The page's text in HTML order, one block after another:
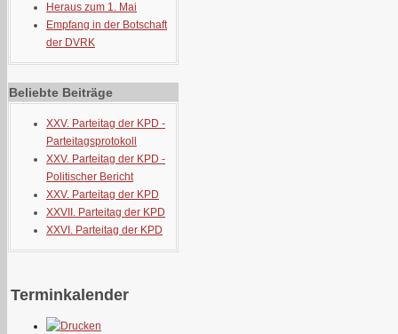
Heraus zum 1. Mai
Empfang in der Botschaft
der DVRK
Beliebte Beiträge
XXV. Parteitag der KPD -
Parteitagsprotokoll
XXV. Parteitag der KPD -
Politischer Bericht
XXV. Parteitag der KPD
XXVII. Parteitag der KPD
XXVI. Parteitag der KPD
Terminkalender